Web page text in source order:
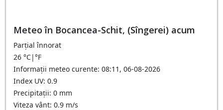
Meteo în Bocancea-Schit, (Sîngerei) acum
Parțial înnorat
26 °C|°F
Informații meteo curente: 08:11, 06-08-2026
Index UV: 0.9
Precipitații: 0 mm
Viteza vânt: 0.9 m/s